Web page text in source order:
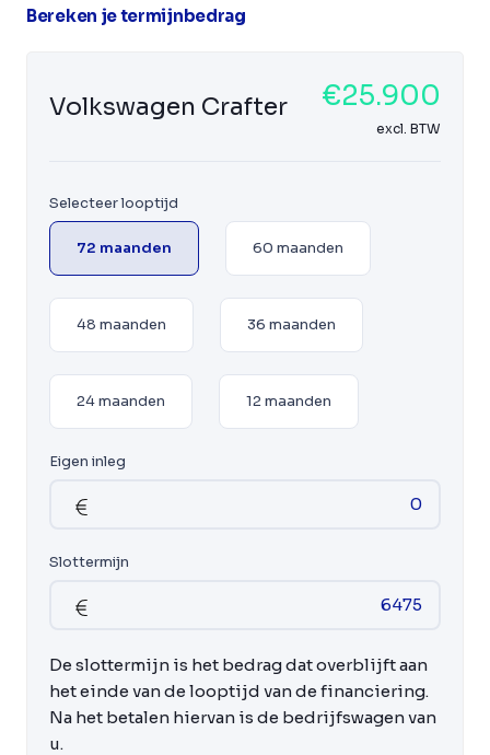
Bereken je termijnbedrag
Volkswagen Crafter €25.900
excl. BTW
Selecteer looptijd
72 maanden 60 maanden
48 maanden 36 maanden
24 maanden 12 maanden
Eigen inleg
Slottermijn
De slottermijn is het bedrag dat overblijft aan
het einde van de looptijd van de financiering.
Na het betalen hiervan is de bedrijfswagen van
u.